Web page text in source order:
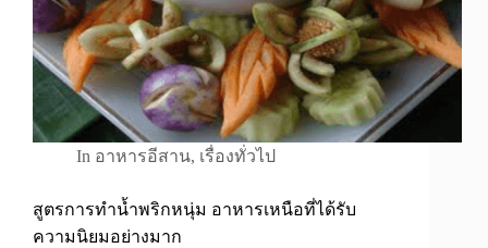
In อาหารอีสาน, เรื่องทั่วไป
สูตรการทำน้ำพริกหนุ่ม อาหารเหนือที่ได้รับ
ความนิยมอย่างมาก